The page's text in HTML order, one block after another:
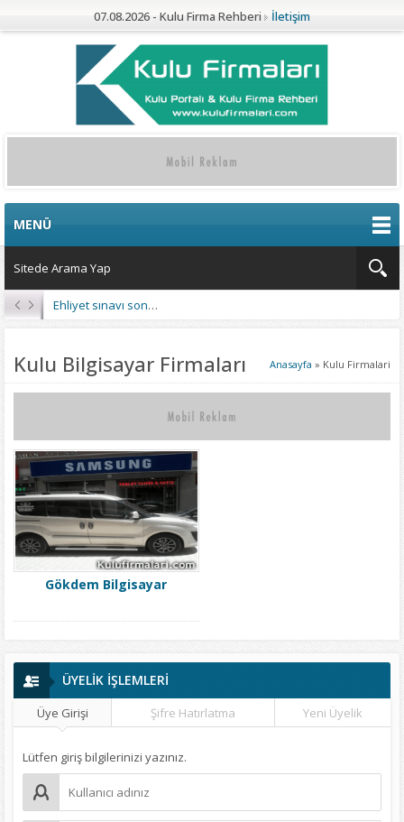
07.08.2026 - Kulu Firma Rehberi İletişim
MENÜ
Kulu’da 4 Mahalleye Yangın Söndürme Tankeri
Anasayfa » Kulu Firmalari
Kulu Bilgisayar Firmaları
Gökdem Bilgisayar
ÜYELİK İŞLEMLERİ
Üye Girişi Şifre Hatırlatma Yeni Üyelik
Lütfen giriş bilgilerinizi yazınız.